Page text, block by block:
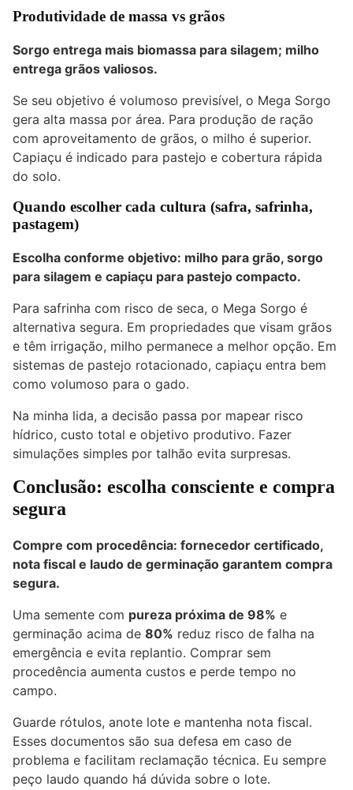
Produtividade de massa vs grãos
Sorgo entrega mais biomassa para silagem; milho
entrega grãos valiosos.
Se seu objetivo é volumoso previsível, o Mega Sorgo
gera alta massa por área. Para produção de ração
com aproveitamento de grãos, o milho é superior.
Capiaçu é indicado para pastejo e cobertura rápida
do solo.
Quando escolher cada cultura (safra, safrinha,
pastagem)
Escolha conforme objetivo: milho para grão, sorgo
para silagem e capiaçu para pastejo compacto.
Para safrinha com risco de seca, o Mega Sorgo é
alternativa segura. Em propriedades que visam grãos
e têm irrigação, milho permanece a melhor opção. Em
sistemas de pastejo rotacionado, capiaçu entra bem
como volumoso para o gado.
Na minha lida, a decisão passa por mapear risco
hídrico, custo total e objetivo produtivo. Fazer
simulações simples por talhão evita surpresas.
Conclusão: escolha consciente e compra
segura
Compre com procedência: fornecedor certificado,
nota fiscal e laudo de germinação garantem compra
segura.
Uma semente com pureza próxima de 98% e
germinação acima de 80% reduz risco de falha na
emergência e evita replantio. Comprar sem
procedência aumenta custos e perde tempo no
campo.
Guarde rótulos, anote lote e mantenha nota fiscal.
Esses documentos são sua defesa em caso de
problema e facilitam reclamação técnica. Eu sempre
peço laudo quando há dúvida sobre o lote.